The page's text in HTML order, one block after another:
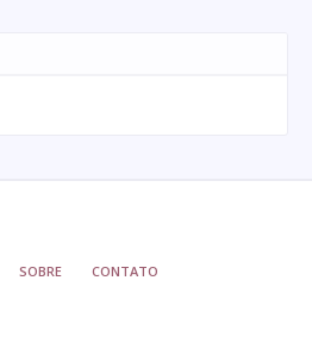
SOBRE CONTATO